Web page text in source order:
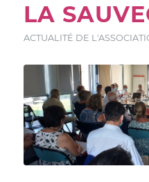
LA
ACTUALITÉ DE